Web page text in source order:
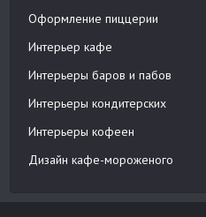
Оформление пиццерии
Интерьер кафе
Интерьеры баров и пабов
Интерьеры кондитерских
Интерьеры кофеен
Дизайн кафе-мороженого